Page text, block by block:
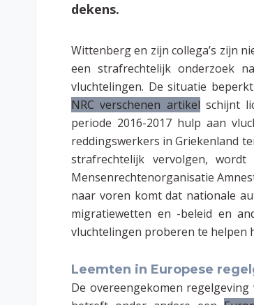
dekens.
Wittenberg en zijn collega’s zijn
een strafrechtelijk onderzoek
vluchtelingen. De situatie
NRC verschenen artikel schijnt
periode 2016-2017 hulp aan
reddingswerkers in Griekenland
strafrechtelijk vervolgen,
Mensenrechtenorganisatie
naar voren komt dat nationale
migratiewetten en -beleid en
vluchtelingen proberen te helpen
Leemten in Europese
De overeengekomen